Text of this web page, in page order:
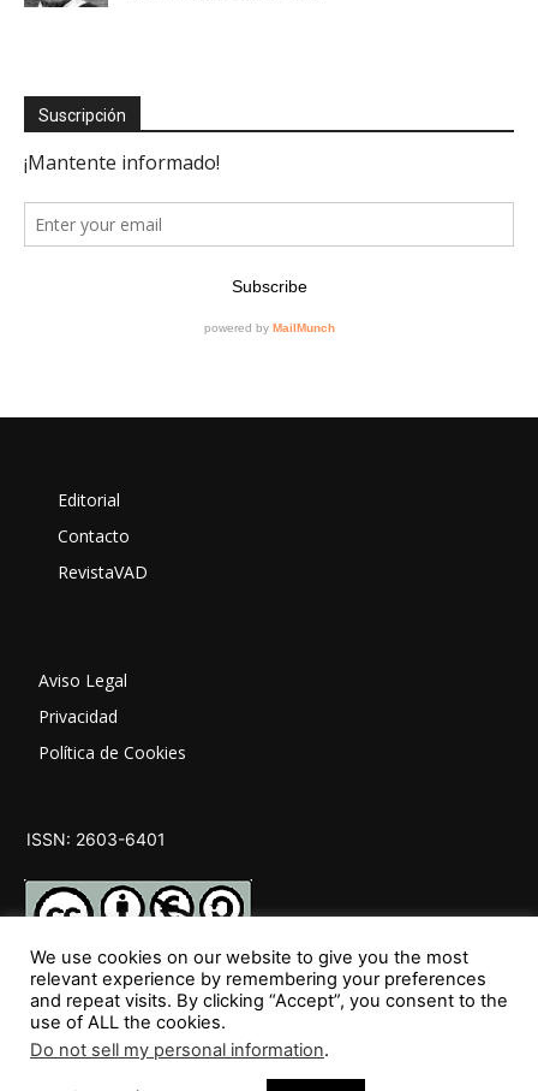
Suscripción
Editorial
Contacto
RevistaVAD
Aviso Legal
Privacidad
Política de Cookies
ISSN: 2603-6401
SÍGUENOS
We use cookies on our website to give you the most
relevant experience by remembering your preferences
and repeat visits. By clicking “Accept”, you consent to the
use of ALL the cookies.
Do not sell my personal information.